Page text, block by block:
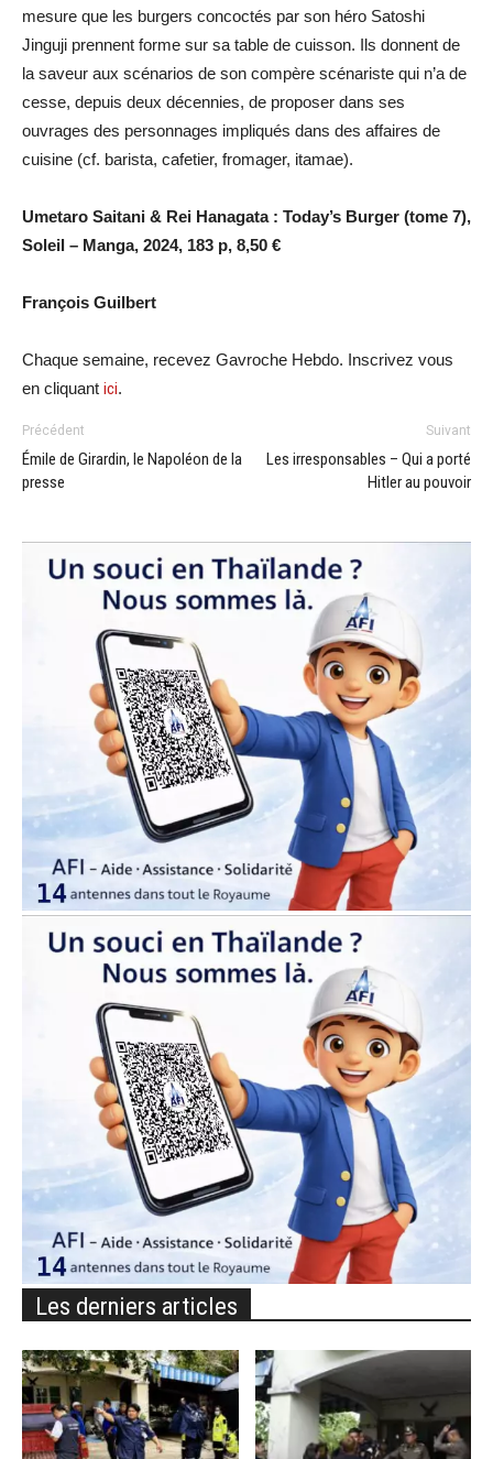
mesure que les burgers concoctés par son héro Satoshi
Jinguji prennent forme sur sa table de cuisson. Ils donnent de
la saveur aux scénarios de son compère scénariste qui n’a de
cesse, depuis deux décennies, de proposer dans ses
ouvrages des personnages impliqués dans des affaires de
cuisine (cf. barista, cafetier, fromager, itamae).
Umetaro Saitani & Rei Hanagata : Today’s Burger (tome 7),
Soleil – Manga, 2024, 183 p, 8,50 €
François Guilbert
Chaque semaine, recevez Gavroche Hebdo. Inscrivez vous
en cliquant ici.
Précédent
Émile de Girardin, le Napoléon de la
presse
Suivant
Les irresponsables – Qui a porté
Hitler au pouvoir
Les derniers articles